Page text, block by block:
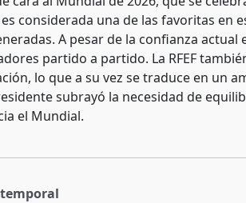
considerada una de las favoritas
A pesar de la confianza
partido a partido. La RFEF
lo que a su vez se traduce en un
subrayó la necesidad de
el Mundial.